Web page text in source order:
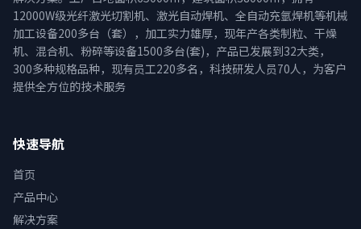
12000W级光纤激光切割机、激光自动焊机、全自动充氩焊机等机械
加工设备200多台（套），加工实力雄厚，现年产各类制粒、干燥
机、混合机、粉碎等设备1500多台(套)，产品已发展到32大类，
300多种规格品种，现有员工220多名，科技研发人员70人，为客户
提供全方位的技术服务
快速导航
首页
产品中心
解决方案